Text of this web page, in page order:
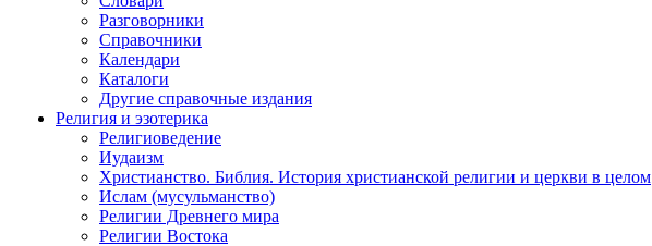
Разговорники
Справочники
Календари
Каталоги
Другие справочные издания
Религия и эзотерика
Религиоведение
Иудаизм
Христианство. Библия. История христианской религии и церкви в целом
Ислам (мусульманство)
Религии Древнего мира
Религии Востока